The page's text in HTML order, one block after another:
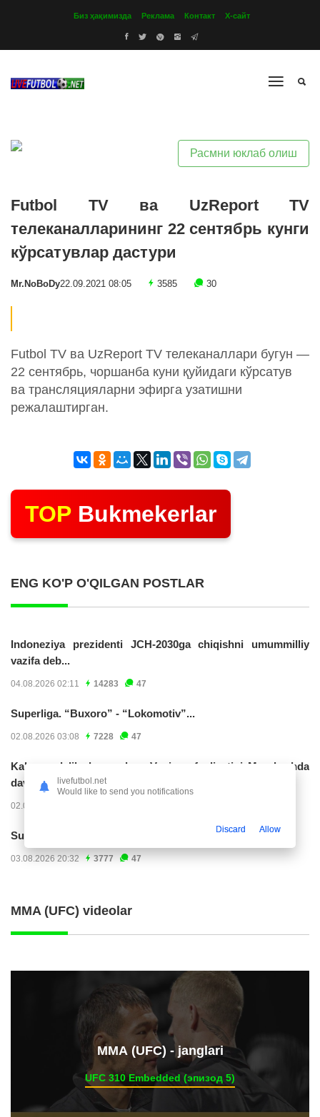
Биз ҳақимизда Реклама Контакт Х-сайт
Расмни юклаб олиш
Futbol TV ва UzReport TV
телеканалларининг 22 сентябрь кунги
кўрсатувлар дастури
Mr.NoBoDy22.09.2021 08:05 3585 30
Futbol TV ва UzReport TV телеканаллари бугун —
22 сентябрь, чоршанба куни қуйидаги кўрсатув
ва трансляцияларни эфирга узатишни
режалаштирган.
TOP Bukmekerlar
ENG KO'P O'QILGAN POSTLAR
Indoneziya prezidenti JCH-2030ga chiqishni umummilliy
vazifa deb...
04.08.2026 02:11 14283 47
Superliga. “Buxoro” - “Lokomotiv”...
02.08.2026 03:08 7228 47
Kabo-verdelik darvozabon Vozinya faoliyatini Marokashda
davom ettirishi...
02.08.2026 01:08
Superliga. "Dinamo" – "Neftchi" (matnli...
03.08.2026 20:32 3777 47
MMA (UFC) videolar
ММА (UFC) - janglari
UFC 310 Embedded (эпизод 5)
livefutbol.net
Would like to send you notifications
Discard Allow